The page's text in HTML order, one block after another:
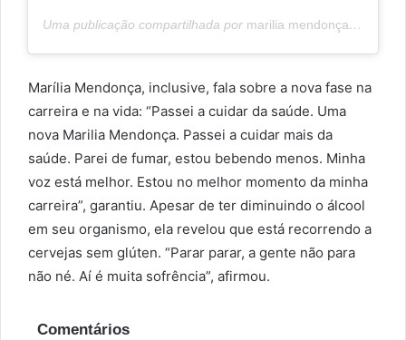
Uma publicação compartilhada por marilia mendonça
Marília Mendonça, inclusive, fala sobre a nova fase na
carreira e na vida: “Passei a cuidar da saúde. Uma
nova Marilia Mendonça. Passei a cuidar mais da
saúde. Parei de fumar, estou bebendo menos. Minha
voz está melhor. Estou no melhor momento da minha
carreira”, garantiu. Apesar de ter diminuindo o álcool
em seu organismo, ela revelou que está recorrendo a
cervejas sem glúten. “Parar parar, a gente não para
não né. Aí é muita sofrência”, afirmou.
Comentários